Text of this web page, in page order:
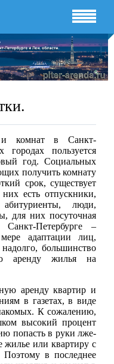
и комнат в Санкт-
пользуется
год. Социальных
получить комнату
срок, существует
есть отпускники,
люди,
для них посуточная
Петербурге –
адаптации лиц,
большинство
аренду жилья на
аренду квартир и
в газетах, в виде
К сожалению,
высокий процент
попасть в руки лже-
жилье или квартиру с
в последнее